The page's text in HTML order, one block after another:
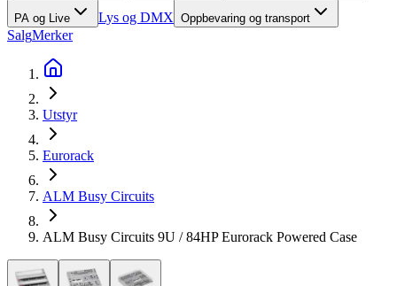
PA og Live Lys og DMX Oppbevaring og transport
SalgMerker
Utstyr
Eurorack
ALM Busy Circuits
ALM Busy Circuits 9U / 84HP Eurorack Powered Case